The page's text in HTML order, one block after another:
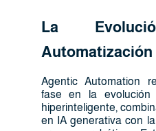
La
Agentic Automation
fase en la evolución
hiperinteligente,
en IA generativa con